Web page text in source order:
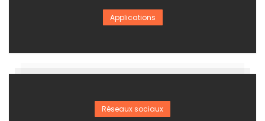
Applications
Réseaux sociaux